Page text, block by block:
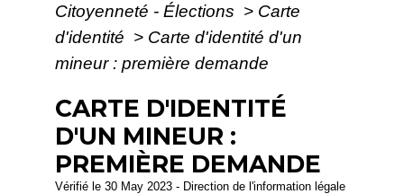
Citoyenneté - Élections > Carte
d'identité > Carte d'identité d'un
mineur : première demande
CARTE D'IDENTITÉ
D'UN MINEUR :
PREMIÈRE DEMANDE
Vérifié le 30 May 2023 - Direction de l'information légale